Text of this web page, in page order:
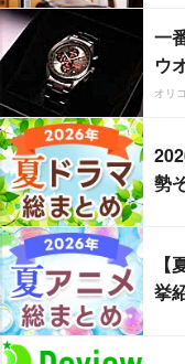
一
ウ
オリ
勢
挙